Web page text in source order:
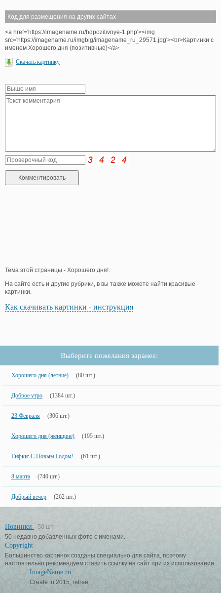
Код для размещения на других сайтах
<a href='https://imagename.ru/hdpozitivnye-1.php'><img
src='https://imagename.ru/imgbig/imagename_ru_29571.jpg'><br>Картинки с
именем Хорошего дня (позитивные)</a>
Скачать картинку
Тема этой страницы - Хорошего дня!.
На сайте есть и другие рубрики, в вы также можете найти красивые
картинки.
Как скачивать картинки - инструкция
Выберите пожелания заранее:
Хорошего дня (летние) (80 шт.)
Доброе утро (1384 шт.)
23 Февраля (306 шт.)
Хорошего дня (женщине) (195 шт.)
Гифки: С Новым Годом! (61 шт.)
8 марта (740 шт.)
Добрый вечер (262 шт.)
Новинки
50 шт.
50 недавно добавленных фото с именами.
Copyright
Большинство картинок созданы специально для сайта, поэтому
настоятельно рекомендуем ставить ссылку на сайт при их использовании.
ImageName.ru
Create in 2015, retree